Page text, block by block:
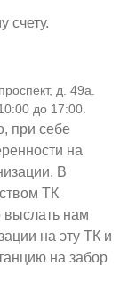
счету.
д. 49а.
до 17:00.
при себе
на
В
ТК
выслать нам
на эту ТК и
на забор